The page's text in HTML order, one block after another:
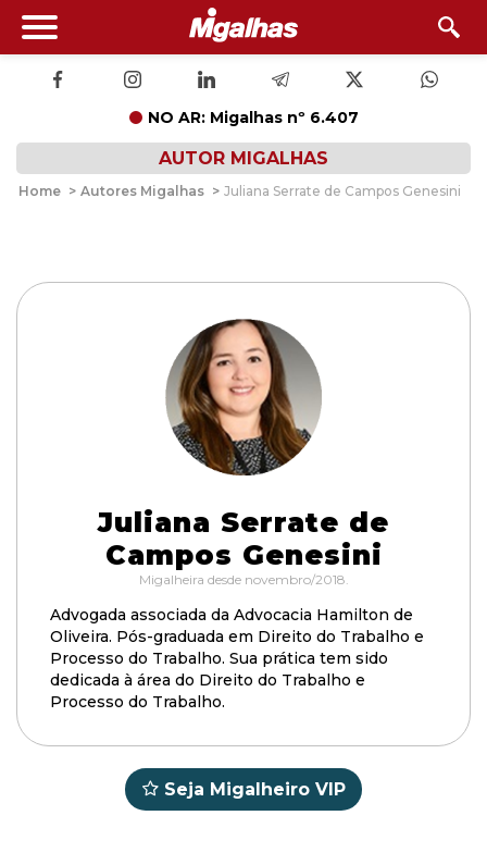
NO AR: Migalhas nº 6.407
AUTOR MIGALHAS
Home > Autores Migalhas > Juliana Serrate de Campos Genesini
Juliana Serrate de
Campos Genesini
Migalheira desde novembro/2018.
Advogada associada da Advocacia Hamilton de
Oliveira. Pós-graduada em Direito do Trabalho e
Processo do Trabalho. Sua prática tem sido
dedicada à área do Direito do Trabalho e
Processo do Trabalho.
Seja Migalheiro VIP